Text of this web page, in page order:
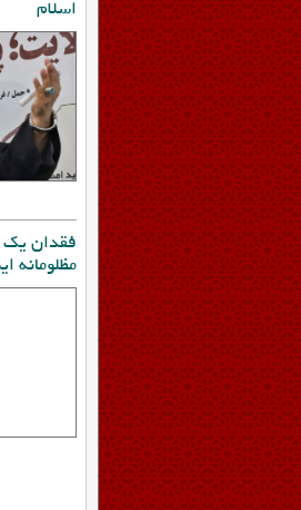
بیعت با
اسلام
فقدان یک